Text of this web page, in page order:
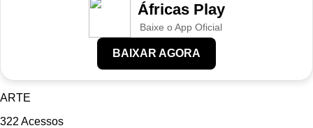
Áfricas Play
Baixe o App Oficial
BAIXAR AGORA
ARTE
322 Acessos